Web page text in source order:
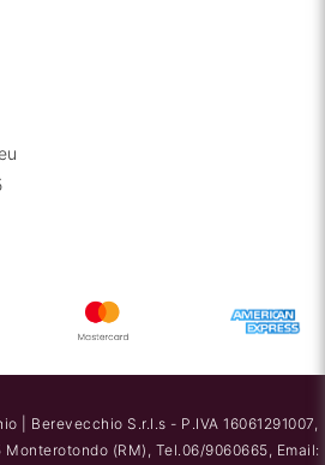
| Berevecchio S.r.l.s - P.IVA 16061291007,
(RM), Tel.06/9060665, Email: